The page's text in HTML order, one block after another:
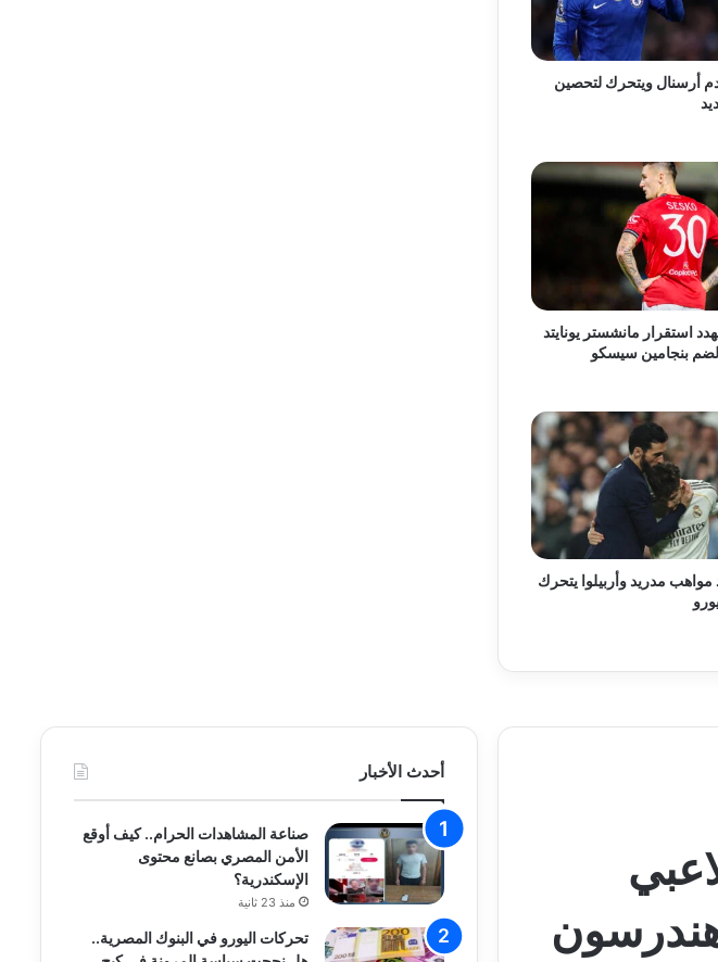
أرسنال ويتحرك لتحصين
استقرار مانشستر يونايتد
بنجامين سيسكو
مواهب مدريد وأربيلوا يتحرك